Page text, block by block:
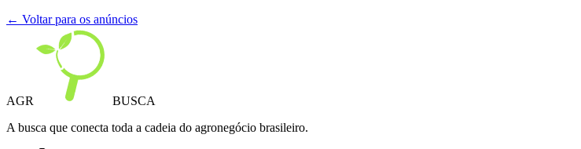
← Voltar para os anúncios
AGR
BUSCA
A busca que conecta toda a cadeia do agronegócio brasileiro.